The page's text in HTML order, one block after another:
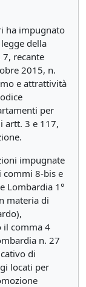
ha impugnato
della
recante
2015, n.
e attrattività
per
artt. 3 e 117,
impugnate
commi 8-bis e
Lombardia 1°
materia di
il comma 4
n. 27
di
locati per